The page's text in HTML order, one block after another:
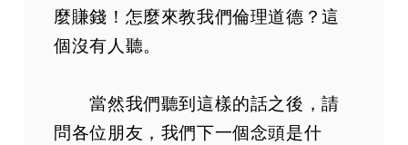
麼賺錢！怎麼來教我們倫理道德？這
個沒有人聽。
當然我們聽到這樣的話之後，請
問各位朋友，我們下一個念頭是什